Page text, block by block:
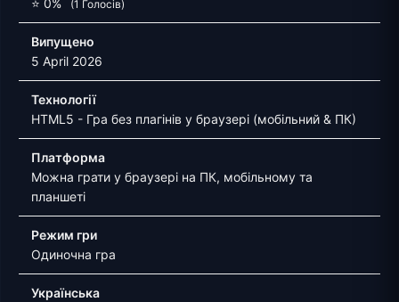
⭐ 0%
(1 Голосів)
Випущено
5 April 2026
Технології
HTML5 - Гра без плагінів у браузері (мобільний & ПК)
Платформа
Можна грати у браузері на ПК, мобільному та
планшеті
Режим гри
Одиночна гра
Українська